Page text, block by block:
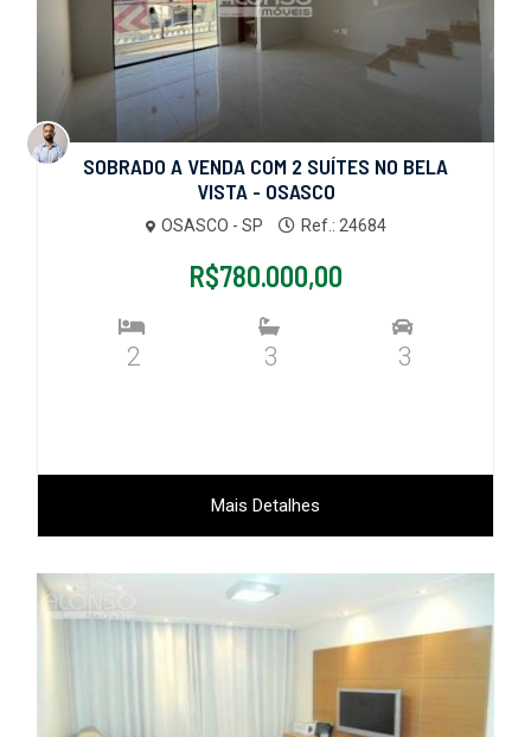
SOBRADO A VENDA COM 2 SUÍTES NO BELA
VISTA - OSASCO
OSASCO - SP Ref.: 24684
R$780.000,00
2 3 3
Mais Detalhes